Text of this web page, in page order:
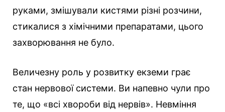
руками, змішували кистями різні розчини,
стикалися з хімічними препаратами, цього
захворювання не було.
Величезну роль у розвитку екземи грає
стан нервової системи. Ви напевно чули про
те, що «всі хвороби від нервів». Невміння